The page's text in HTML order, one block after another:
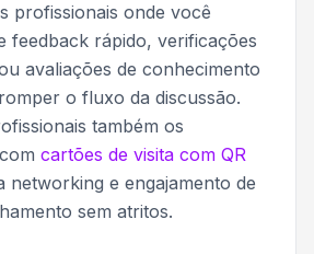
profissionais onde você
feedback rápido, verificações
avaliações de conhecimento
o fluxo da discussão.
também os
cartões de visita com QR
networking e engajamento de
sem atritos.